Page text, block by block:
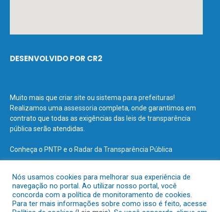
DESENVOLVIDO POR CR2
Muito mais que criar site ou sistema para prefeituras!
Realizamos uma assessoria completa, onde garantimos em
contrato que todas as exigências das leis de transparência
pública serão atendidas.
Conheça o PNTP e o Radar da Transparência Pública
Todos os direitos reservados a Prefeitura Municipal de Terra Santa.
Nós usamos cookies para melhorar sua experiência de
navegação no portal. Ao utilizar nosso portal, você
concorda com a política de monitoramento de cookies.
Para ter mais informações sobre como isso é feito, acesse